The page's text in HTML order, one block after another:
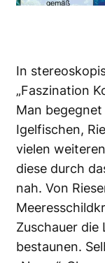
In
„Faszination
Man
Igelfischen,
vielen
diese durch
nah. Von
Zuschauer die
bestaunen.